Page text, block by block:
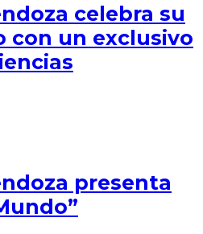
celebra su
con un exclusivo
presenta